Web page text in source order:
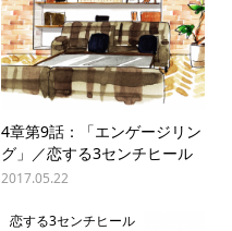
4章第9話：「エンゲージリン
グ」／恋する3センチヒール
2017.05.22
恋する3センチヒール